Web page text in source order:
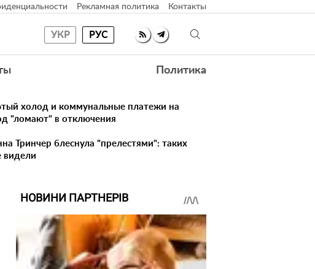
Рекламная политика Контакты
УКР РУС
Политика
холод и коммунальные платежи на
"ломают" в отключения
Тринчер блеснула "прелестями": таких
видели
НОВИНИ ПАРТНЕРІВ